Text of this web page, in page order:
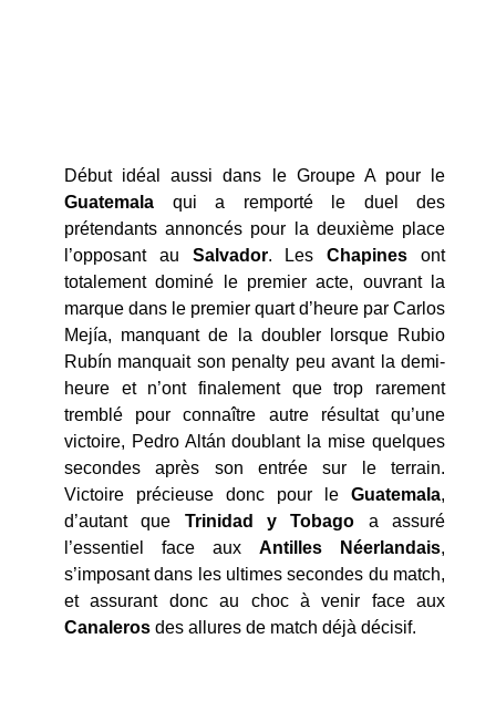
Début idéal aussi dans le Groupe A pour le
Guatemala qui a remporté le duel des
prétendants annoncés pour la deuxième place
l’opposant au Salvador. LesChapines ont
totalement dominé le premier acte, ouvrant la
marque dans le premier quart d’heure par Carlos
Mejía, manquant de la doubler lorsque Rubio
Rubín manquait son penalty peu avant la demi-
heure et n’ont finalement que trop rarement
tremblé pour connaître autre résultat qu’une
victoire, Pedro Altán doublant la mise quelques
secondes après son entrée sur le terrain.
Victoire précieuse donc pour le Guatemala,
d’autant que Trinidad y Tobago a assuré
l’essentiel face aux Antilles Néerlandais,
s’imposant dans les ultimes secondes du match,
et assurant donc au choc à venir face aux
Canaleros des allures de match déjà décisif.